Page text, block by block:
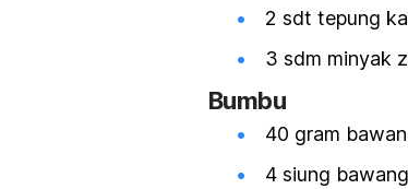
2 sdt tepung
3 sdm minyak
Bumbu
40 gram
4 siung